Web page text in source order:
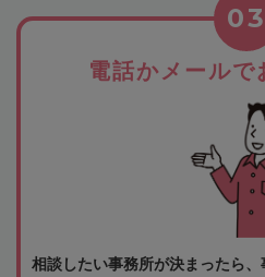
電話かメールで
03
相談したい事務所が決まったら